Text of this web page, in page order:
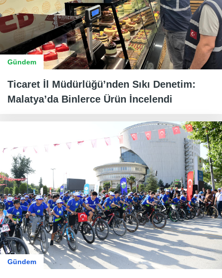
Gündem
Ticaret İl Müdürlüğü’nden Sıkı Denetim:
Malatya’da Binlerce Ürün İncelendi
Gündem